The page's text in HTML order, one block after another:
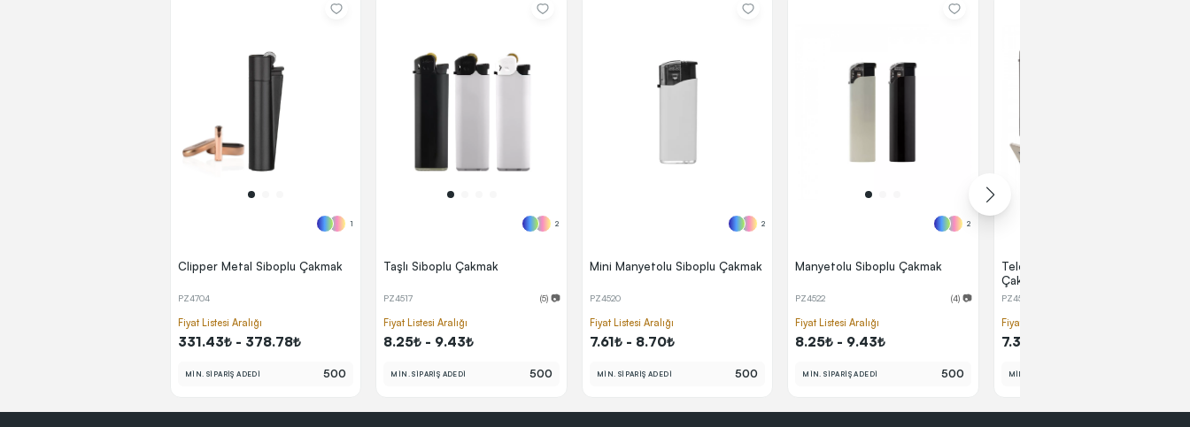
1
Clipper Metal Siboplu Çakmak
PZ4704
Fiyat Listesi Aralığı
331.43₺ - 378.78₺
MİN. SİPARİŞ ADEDİ 500
2
Taşlı Siboplu Çakmak
PZ4517 (5) 📷
Fiyat Listesi Aralığı
8.25₺ - 9.43₺
MİN. SİPARİŞ ADEDİ 500
2
Mini Manyetolu Siboplu Çakmak
PZ4520
Fiyat Listesi Aralığı
7.61₺ - 8.70₺
MİN. SİPARİŞ ADEDİ 500
2
Manyetolu Siboplu Çakmak
PZ4522 (4) 📷
Fiyat Listesi Aralığı
8.25₺ - 9.43₺
MİN. SİPARİŞ ADEDİ 500
Telefon Tutucu Özellikli
Çakmak
PZ4514
Fiyat Listesi Aralığı
7.36₺ - 8.41₺
MİN. SİPARİŞ ADEDİ